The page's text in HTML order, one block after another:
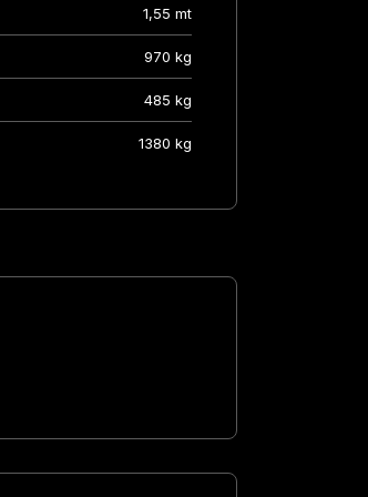
1,55 mt
970 kg
485 kg
1380 kg